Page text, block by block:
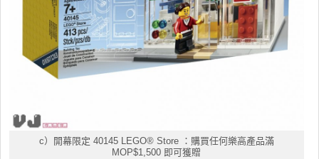
c）開幕限定 40145 LEGO® Store ：購買任何樂高產品滿
MOP$1,500 即可獲贈